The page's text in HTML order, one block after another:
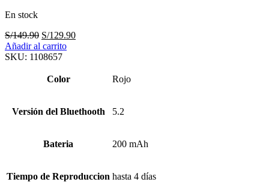
En stock
S/149.90 El
precio
original
S/149.90.
S/129.90El
Añadir al carrito
SKU: 1108657
Color Rojo
Versión del Bluethooth 5.2
Bateria 200 mAh
Tiempo de Reproduccion hasta 4 días